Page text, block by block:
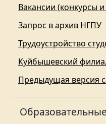
Вакансии (конкурсы
Запрос в архив НГПУ
Трудоустройство
Куйбышевский
Предыдущая версия